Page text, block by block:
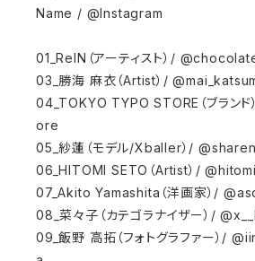
Name / @Instagram
01_ReIN（アーティスト）/
03_勝海 麻衣（Artist）/
04_TOKYO TYPO STORE（ブラン
ore
05_紗蓮（モデル/Xballer）/
06_HITOMI SETO（Artist）/
07_Akito Yamashita（洋画家）/
08_菜々子（カテゴラナイザー）/
09_飯野 高拓（フォトグラファー）/